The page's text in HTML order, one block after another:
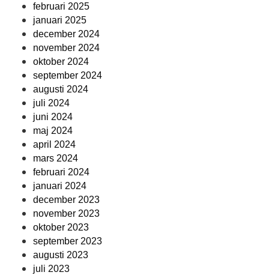
februari 2025
januari 2025
december 2024
november 2024
oktober 2024
september 2024
augusti 2024
juli 2024
juni 2024
maj 2024
april 2024
mars 2024
februari 2024
januari 2024
december 2023
november 2023
oktober 2023
september 2023
augusti 2023
juli 2023